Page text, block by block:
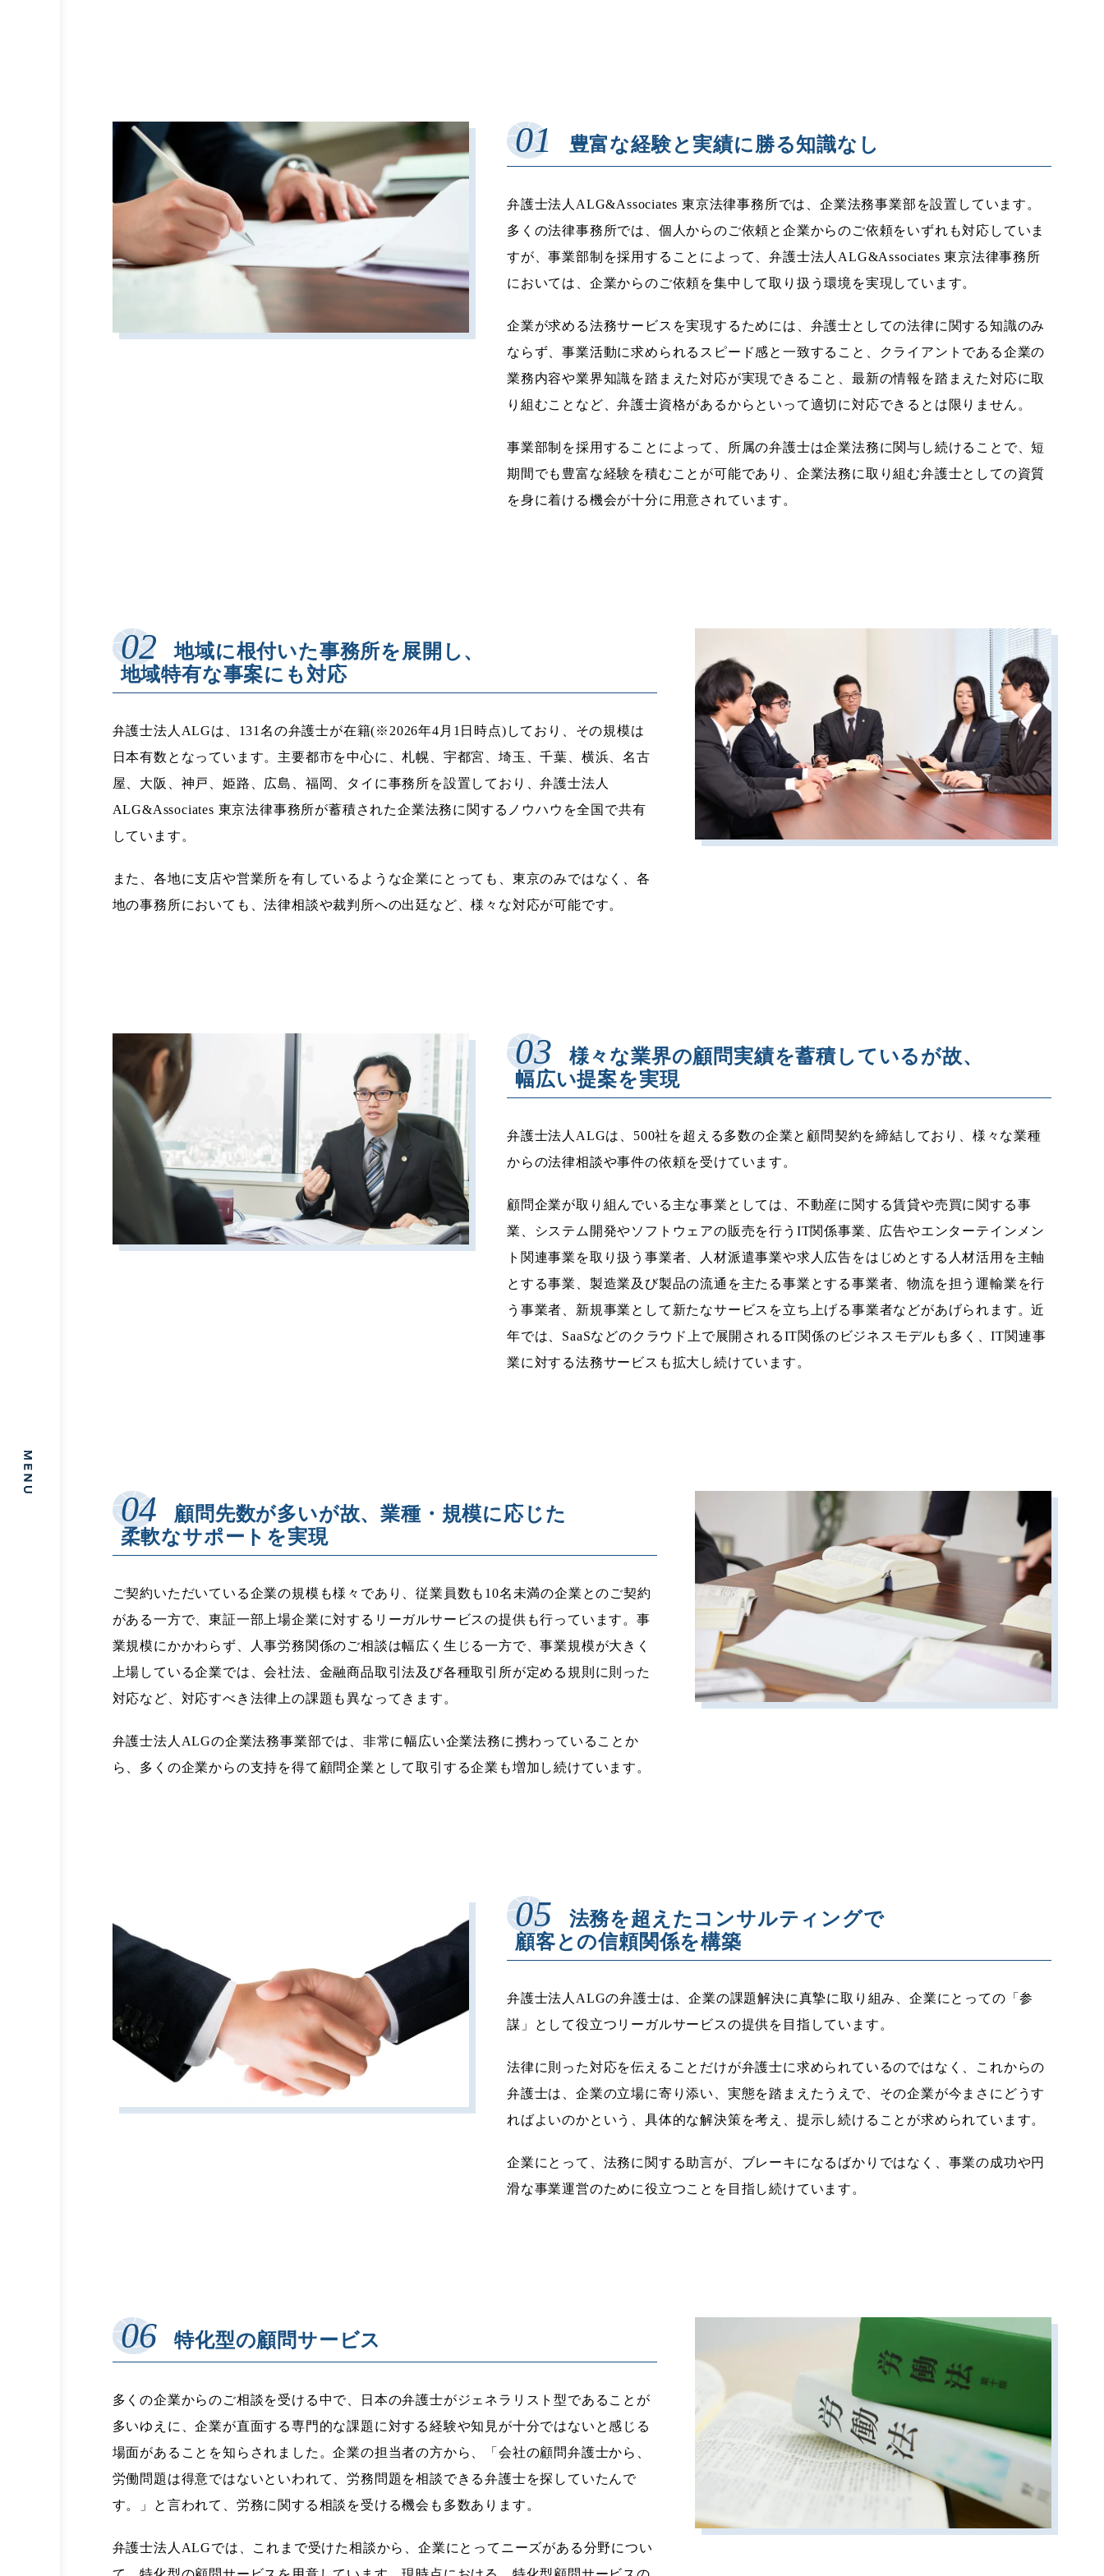
豊富な経験と実績に勝る知識なし
弁護士法人ALG&Associates 東京法律事務所では、企業法務事業部を設置しています。
多くの法律事務所では、個人からのご依頼と企業からのご依頼をいずれも対応していま
すが、事業部制を採用することによって、弁護士法人ALG&Associates 東京法律事務所
においては、企業からのご依頼を集中して取り扱う環境を実現しています。
企業が求める法務サービスを実現するためには、弁護士としての法律に関する知識のみ
ならず、事業活動に求められるスピード感と一致すること、クライアントである企業の
業務内容や業界知識を踏まえた対応が実現できること、最新の情報を踏まえた対応に取
り組むことなど、弁護士資格があるからといって適切に対応できるとは限りません。
事業部制を採用することによって、所属の弁護士は企業法務に関与し続けることで、短
期間でも豊富な経験を積むことが可能であり、企業法務に取り組む弁護士としての資質
を身に着ける機会が十分に用意されています。
地域に根付いた事務所を展開し、
地域特有な事案にも対応
弁護士法人ALGは、 131名の弁護士が在籍(※2026年4月1日時点) しており、その規模は
日本有数となっています。主要都市を中心に、札幌、宇都宮、埼玉、千葉、横浜、名古
屋、大阪、神戸、姫路、広島、福岡、タイに事務所を設置しており、弁護士法人
ALG&Associates 東京法律事務所が蓄積された企業法務に関するノウハウを全国で共有
しています。
また、各地に支店や営業所を有しているような企業にとっても、東京のみではなく、各
地の事務所においても、法律相談や裁判所への出廷など、様々な対応が可能です。
様々な業界の顧問実績を蓄積しているが故、
幅広い提案を実現
弁護士法人ALGは、500社を超える多数の企業と顧問契約を締結しており、様々な業種
からの法律相談や事件の依頼を受けています。
顧問企業が取り組んでいる主な事業としては、不動産に関する賃貸や売買に関する事
業、システム開発やソフトウェアの販売を行うIT関係事業、広告やエンターテインメン
ト関連事業を取り扱う事業者、人材派遣事業や求人広告をはじめとする人材活用を主軸
とする事業、製造業及び製品の流通を主たる事業とする事業者、物流を担う運輸業を行
う事業者、新規事業として新たなサービスを立ち上げる事業者などがあげられます。近
年では、SaaSなどのクラウド上で展開されるIT関係のビジネスモデルも多く、IT関連事
業に対する法務サービスも拡大し続けています。
顧問先数が多いが故、業種・規模に応じた
柔軟なサポートを実現
ご契約いただいている企業の規模も様々であり、従業員数も10名未満の企業とのご契約
がある一方で、東証一部上場企業に対するリーガルサービスの提供も行っています。事
業規模にかかわらず、人事労務関係のご相談は幅広く生じる一方で、事業規模が大きく
上場している企業では、会社法、金融商品取引法及び各種取引所が定める規則に則った
対応など、対応すべき法律上の課題も異なってきます。
弁護士法人ALGの企業法務事業部では、非常に幅広い企業法務に携わっていることか
ら、多くの企業からの支持を得て顧問企業として取引する企業も増加し続けています。
法務を超えたコンサルティングで
顧客との信頼関係を構築
弁護士法人ALGの弁護士は、企業の課題解決に真摯に取り組み、企業にとっての「参
謀」として役立つリーガルサービスの提供を目指しています。
法律に則った対応を伝えることだけが弁護士に求められているのではなく、これからの
弁護士は、企業の立場に寄り添い、実態を踏まえたうえで、その企業が今まさにどうす
ればよいのかという、具体的な解決策を考え、提示し続けることが求められています。
企業にとって、法務に関する助言が、ブレーキになるばかりではなく、事業の成功や円
滑な事業運営のために役立つことを目指し続けています。
特化型の顧問サービス
多くの企業からのご相談を受ける中で、日本の弁護士がジェネラリスト型であることが
多いゆえに、企業が直面する専門的な課題に対する経験や知見が十分ではないと感じる
場面があることを知らされました。企業の担当者の方から、「会社の顧問弁護士から、
労働問題は得意ではないといわれて、労務問題を相談できる弁護士を探していたんで
す。」と言われて、労務に関する相談を受ける機会も多数あります。
弁護士法人ALGでは、これまで受けた相談から、企業にとってニーズがある分野につい